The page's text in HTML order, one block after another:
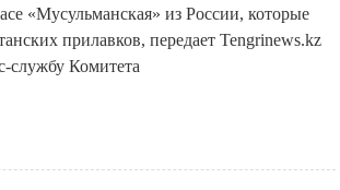
«Мусульманская» из России, которые
прилавков, передает Tengrinews.kz
службу Комитета